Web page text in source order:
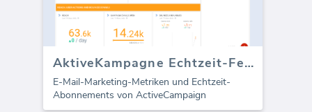
AktiveKampagne Echtzeit-Feed
E-Mail-Marketing-Metriken und Echtzeit-
Abonnements von ActiveCampaign